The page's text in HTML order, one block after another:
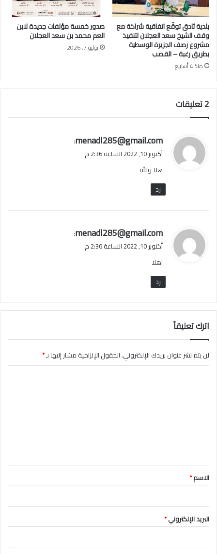
ع
د
ا
ل
ع
ي
ز
ا
ع
ا
ن
ف
ي
ب
ن
ل
ش
بلدية ثادق توقّع اتفاقية شراكة مع
وقف الشيخ سعد العجلان لتنفيذ
مشروع رصف الجزيرة الوسطية
بطريق رغبة – القصب
منذ 4 أسابيع
صدور خمسة مؤلفات جديدة لابن
العم محمد بن سعد العجلان
يوليو 7, 2026
‫2 تعليقات
ي
ق
ل
menadl285@gmail.com
:
أكتوبر 10, 2022 الساعة 2:36 م
هلا والله
رد
ي
ق
ل
menadl285@gmail.com
:
أكتوبر 10, 2022 الساعة 2:36 م
اهلا
رد
اترك تعليقاً
لن يتم نشر عنوان بريدك الإلكتروني.الحقول الإلزامية مشار إليها بـ*
*
الاسم*
البريد الإلكتروني*